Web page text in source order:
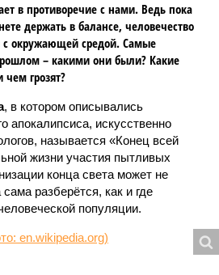
в противоречие с нами. Ведь пока
держать в балансе, человечество
с окружающей средой. Самые
– какими они были? Какие
грозят?
, в котором описывались
апокалипсиса, искусственно
называется «Конец всей
жизни участия пытливых
конца света может не
разберётся, как и где
популяции.